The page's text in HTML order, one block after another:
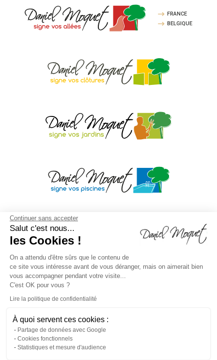
Continuer sans accepter
Salut c'est nous...
les Cookies !
On a attendu d'être sûrs que le contenu de
ce site vous intéresse avant de vous déranger, mais on aimerait bien
vous accompagner pendant votre visite...
C'est OK pour vous ?
Lire la politique de confidentialité
À quoi servent ces cookies :
Partage de données avec Google
Cookies fonctionnels
Statistiques et mesure d'audience
FRANCE
BELGIQUE
Mentions légales Droit à l'oubli
communication